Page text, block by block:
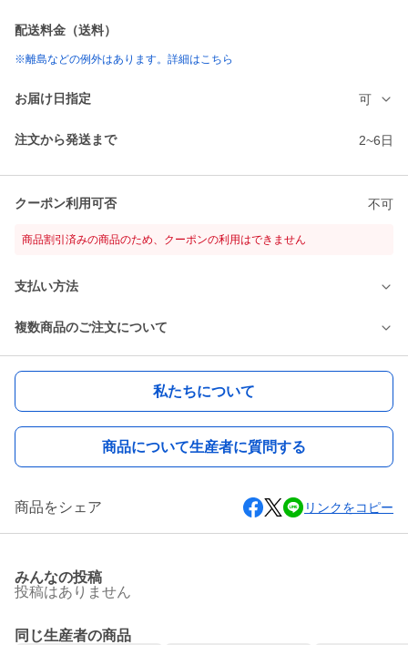
配送料金（送料）
※離島などの例外はあります。詳細はこちら
お届け日指定 可
注文から発送まで 2~6日
クーポン利用可否 不可
商品割引済みの商品のため、クーポンの利用はできません
支払い方法
複数商品のご注文について
私たちについて
商品について生産者に質問する
商品をシェア リンクをコピー
みんなの投稿
投稿はありません
同じ生産者の商品